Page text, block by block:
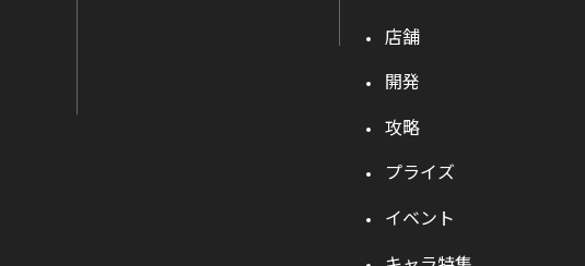
店舗
開発
攻略
プライズ
イベント